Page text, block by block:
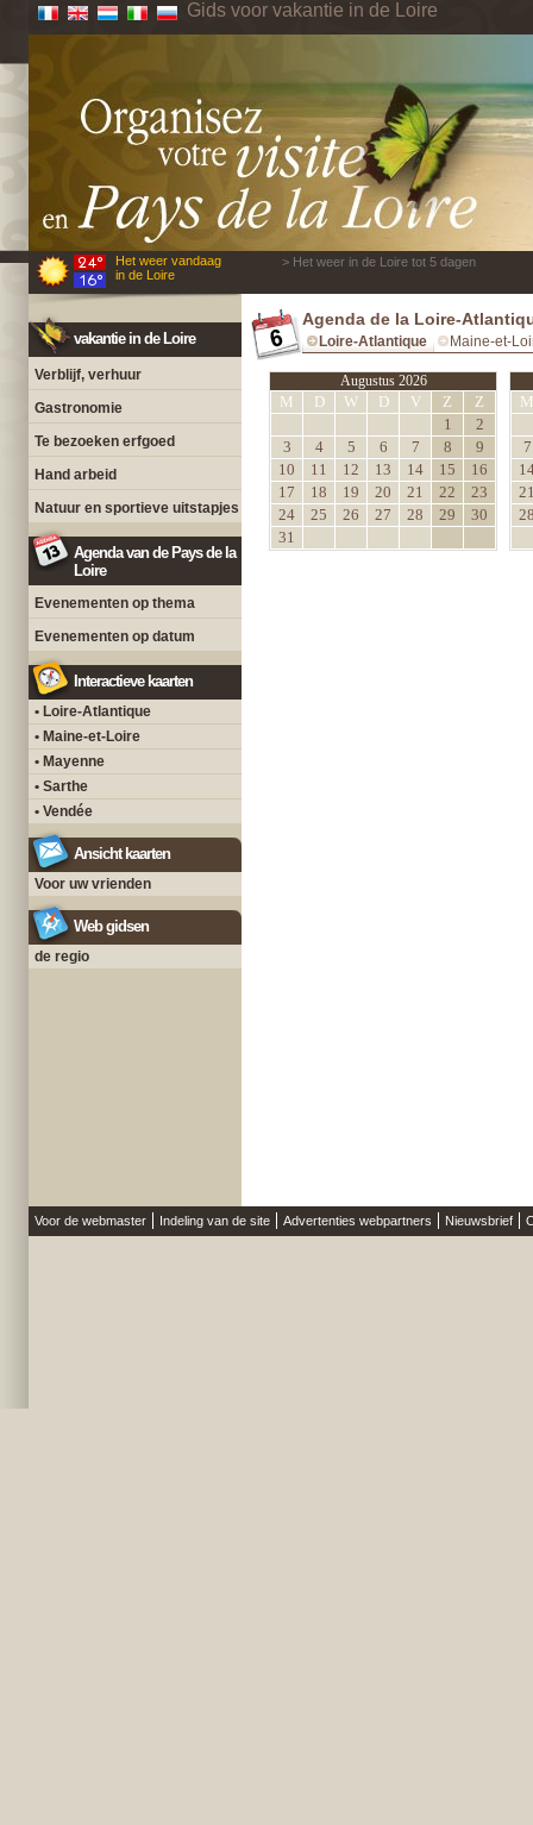
Gids voor vakantie in de Loire
Het weer vandaag
in de Loire
> Het weer in de Loire tot 5 dagen
vakantie in de Loire
Verblijf, verhuur
Gastronomie
Te bezoeken erfgoed
Hand arbeid
Natuur en sportieve uitstapjes
Agenda van de Pays de la
Loire
Evenementen op thema
Evenementen op datum
Interactieve kaarten
• Loire-Atlantique
• Maine-et-Loire
• Mayenne
• Sarthe
• Vendée
Ansicht kaarten
Voor uw vrienden
Web gidsen
de regio
Agenda de la Loire-
Loire-Atlantique Maine-et-
Augustus 2026
M D W D V Z
Z
1
2
3
4 5 6 7 8
9
10
11 12 13 14 15
16
17
18 19 20 21 22
23
24
25 26 27 28 29
30
31
M
7
Voor de webmaster Indeling van de site Advertenties webpartners Nieuwsbrief